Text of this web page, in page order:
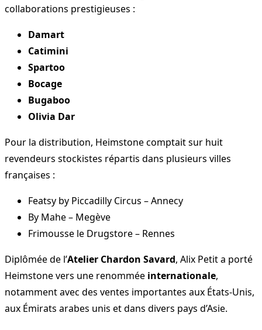
collaborations prestigieuses :
Damart
Catimini
Spartoo
Bocage
Bugaboo
Olivia Dar
Pour la distribution, Heimstone comptait sur huit
revendeurs stockistes répartis dans plusieurs villes
françaises :
Featsy by Piccadilly Circus – Annecy
By Mahe – Megève
Frimousse le Drugstore – Rennes
Diplômée de l’Atelier Chardon Savard, Alix Petit a porté
Heimstone vers une renommée internationale,
notamment avec des ventes importantes aux États-Unis,
aux Émirats arabes unis et dans divers pays d’Asie.